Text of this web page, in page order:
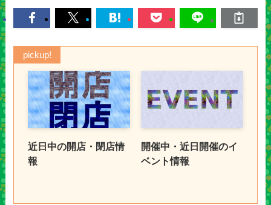
pickup!
近日中の開店・閉店情
報
開催中・近日開催のイ
ベント情報